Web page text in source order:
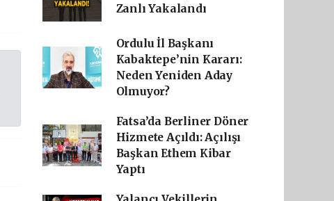
Zanlı Yakalandı
Ordulu İl Başkanı
Kabaktepe’nin Kararı:
Neden Yeniden Aday
Olmuyor?
Fatsa’da Berliner Döner
Hizmete Açıldı: Açılışı
Başkan Ethem Kibar
Yaptı